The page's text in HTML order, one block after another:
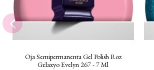
Oja Semipermanenta Gel Polish Roz
Gelaxyo Evelyn 267 - 7 Ml